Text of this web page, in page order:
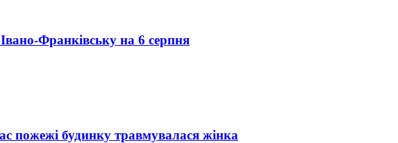
Франківську на 6 серпня
пожежі будинку травмувалася жінка